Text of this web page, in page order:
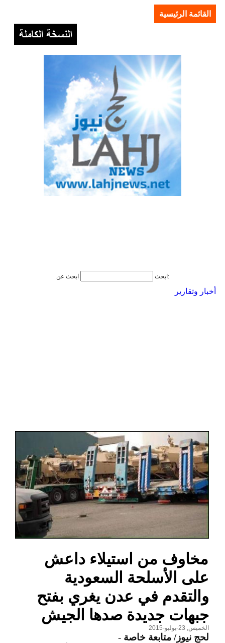
القائمة الرئيسية
ابحث ابحث عن:
أخبار وتقارير
مخاوف من استيلاء داعش
على الأسلحة السعودية
والتقدم في عدن يغري بفتح
جبهات جديدة صدها الجيش
الخميس, 23-يوليو-2015
لحج نيوز/ متابعة خاصة -